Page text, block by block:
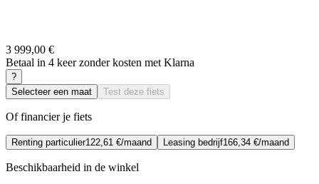
3 999,00 €
Betaal in 4 keer zonder kosten met Klarna
?
Selecteer een maat
Test deze fiets
Of financier je fiets
Renting particulier122,61 €/maand Leasing bedrijf166,34 €/maand
Beschikbaarheid in de winkel